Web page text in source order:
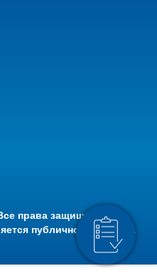
права защищены.
публичной офертой.